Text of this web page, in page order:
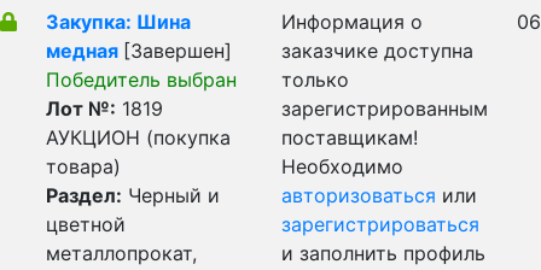
Закупка: Шина
медная [Завершен]
Победитель выбран
Лот №: 1819
АУКЦИОН (покупка
товара)
Раздел: Черный и
цветной
металлопрокат,
Информация о
заказчике доступна
только
зарегистрированным
поставщикам!
Необходимо
авторизоваться или
зарегистрироваться
и заполнить профиль